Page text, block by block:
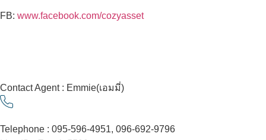
FB: www.facebook.com/cozyasset
Contact Agent : Emmie(เอมมี่)
Telephone : 095-596-4951, 096-692-9796